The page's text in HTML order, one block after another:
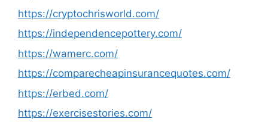
https://cryptochrisworld.com/
https://independencepottery.com/
https://wamerc.com/
https://comparecheapinsurancequotes.com/
https://erbed.com/
https://exercisestories.com/